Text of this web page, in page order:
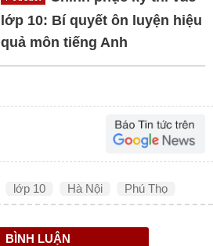
lớp 10: Bí quyết ôn luyện hiệu
quả môn tiếng Anh
lớp 10 Hà Nội Phú Thọ
BÌNH LUẬN